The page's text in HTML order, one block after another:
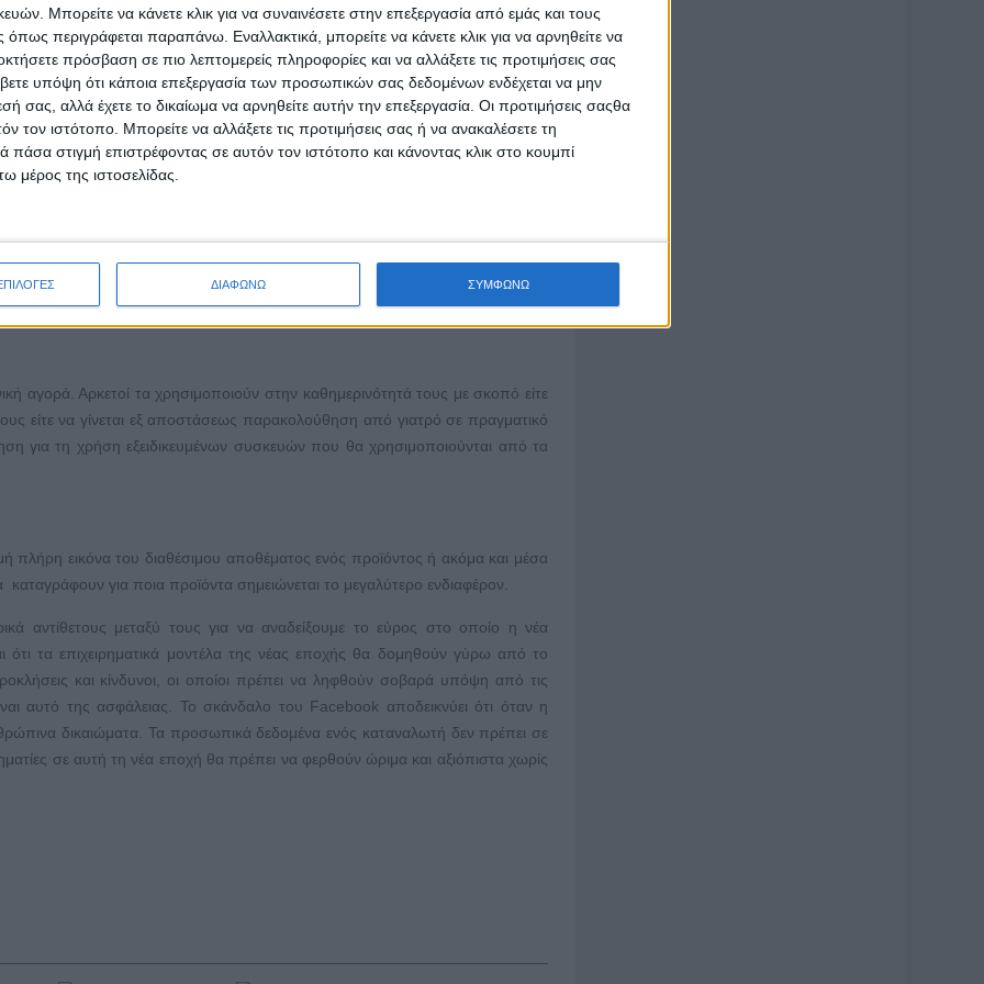
Μπορείτε να κάνετε κλικ για να συναινέσετε στην επεξεργασία από εμάς και τους
περιγράφεται παραπάνω. Εναλλακτικά, μπορείτε να κάνετε κλικ για να αρνηθείτε να
πρόσβαση σε πιο λεπτομερείς πληροφορίες και να αλλάξετε τις προτιμήσεις σας
υπόψη ότι κάποια επεξεργασία των προσωπικών σας δεδομένων ενδέχεται να μην
σας, αλλά έχετε το δικαίωμα να αρνηθείτε αυτήν την επεξεργασία. Οι προτιμήσεις σαςθα
τον ιστότοπο. Μπορείτε να αλλάξετε τις προτιμήσεις σας ή να ανακαλέσετε τη
στιγμή επιστρέφοντας σε αυτόν τον ιστότοπο και κάνοντας κλικ στο κουμπί
μέρος της ιστοσελίδας.
ΔΙΑΦΩΝΩ ΣΥΜΦΩΝΩ
το IoT αποτελεί μια τεχνολογία που έχει τη δυνατότητα να αλλάζει τις
το σύνολο του κόσμου γύρω μας. Χαρακτηριστικό είναι το απόσπασμα της
να μειωθεί το ενεργειακό κόστος κατά 62%. Αντίστοιχες χρήσεις
φαντασίας. Σήμερα είναι μια πραγματικότητα, την οποία όλο και
ξεκίνησε η δημιουργία αυτόνομων οχημάτων. Αξιοποιώντας την τεχνολογία
πληροφορίες για τη διαδρομή, την κίνηση στους δρόμους, τις
έπειτα αναλύουν και επεξεργάζονται τις πληροφορίες κι έτσι μπορούν
διαδρομή που πρέπει να ακολουθηθεί.
αγορά. Αρκετοί τα χρησιμοποιούν στην καθημερινότητά τους με σκοπό είτε
είτε να γίνεται εξ αποστάσεως παρακολούθηση από γιατρό σε πραγματικό
για τη χρήση εξειδικευμένων συσκευών που θα χρησιμοποιούνται από τα
πλήρη εικόνα του διαθέσιμου αποθέματος ενός προϊόντος ή ακόμα και μέσα
για ποια προϊόντα σημειώνεται το μεγαλύτερο ενδιαφέρον.
αντίθετους μεταξύ τους για να αναδείξουμε το εύρος στο οποίο η νέα
ότι τα επιχειρηματικά μοντέλα της νέας εποχής θα δομηθούν γύρω από το
και κίνδυνοι, οι οποίοι πρέπει να ληφθούν σοβαρά υπόψη από τις
αυτό της ασφάλειας. Το σκάνδαλο του Facebook αποδεικνύει ότι όταν η
δικαιώματα. Τα προσωπικά δεδομένα ενός καταναλωτή δεν πρέπει σε
σε αυτή τη νέα εποχή θα πρέπει να φερθούν ώριμα και αξιόπιστα χωρίς